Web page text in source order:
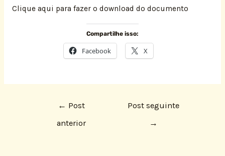
Clique aqui para fazer o download do documento
Compartilhe isso:
Facebook X
← Post
anterior
Post seguinte
→